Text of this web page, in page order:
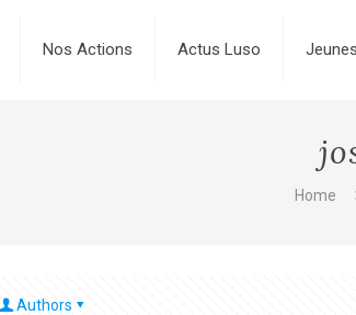
Nos Actions Actus Luso
Home
Authors